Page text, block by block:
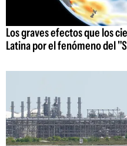
Los graves efectos que los
Latina por el fenómeno del